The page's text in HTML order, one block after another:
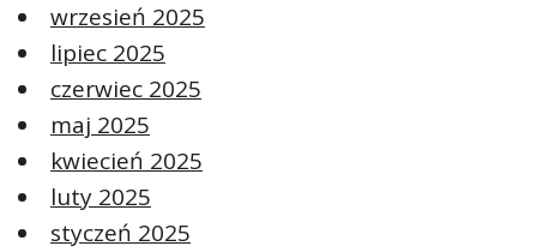
wrzesień 2025
lipiec 2025
czerwiec 2025
maj 2025
kwiecień 2025
luty 2025
styczeń 2025